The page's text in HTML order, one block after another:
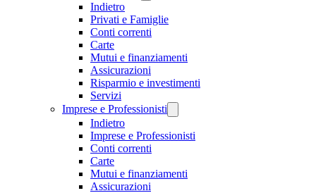
Indietro
Privati e Famiglie
Conti correnti
Carte
Mutui e finanziamenti
Assicurazioni
Risparmio e investimenti
Servizi
Imprese e Professionisti
Indietro
Imprese e Professionisti
Conti correnti
Carte
Mutui e finanziamenti
Assicurazioni